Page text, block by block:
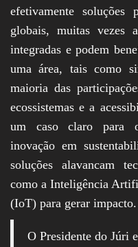
efetivamente soluções
globais, muitas vezes
integradas e podem
uma área, tais como
maioria das
ecossistemas e a
um caso claro para
inovação em
soluções alavancam
como a Inteligência
(IoT) para gerar impacto.
O Presidente do Júri